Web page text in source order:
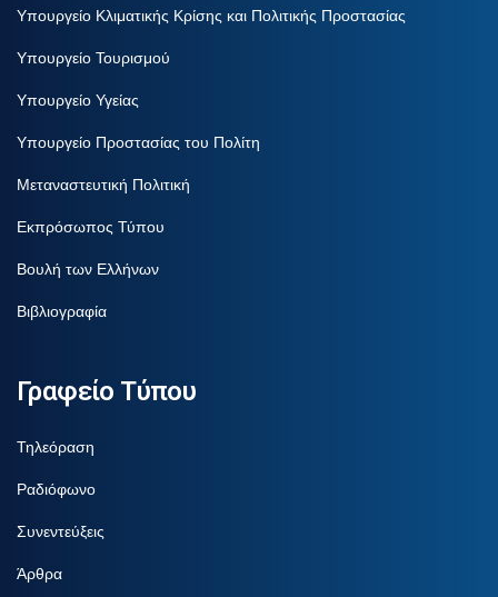
Υπουργείο Κλιματικής Κρίσης και Πολιτικής Προστασίας
Υπουργείο Τουρισμού
Υπουργείο Υγείας
Υπουργείο Προστασίας του Πολίτη
Μεταναστευτική Πολιτική
Εκπρόσωπος Τύπου
Βουλή των Ελλήνων
Βιβλιογραφία
Γραφείο Τύπου
Τηλεόραση
Ραδιόφωνο
Συνεντεύξεις
Άρθρα